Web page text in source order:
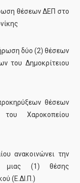
θέσεων ΔΕΠ στο
δύο (2) θέσεων
του Δημοκρίτειου
θέσεων
Χαροκοπείου
ανακοινώνει την
μιας (1) θέσης
(Ε.ΔΙ.Π.)